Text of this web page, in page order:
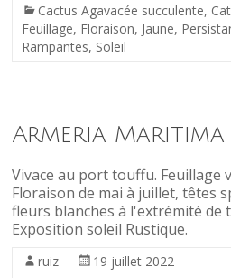
Cactus Agavacée succulente,
Feuillage, Floraison, Jaune,
Rampantes, Soleil
Armeria
Vivace au port touffu. Feuillage
Floraison de mai à juillet, têtes
fleurs blanches à l'extrémité de
Exposition soleil Rustique.
ruiz
19 juillet 2022